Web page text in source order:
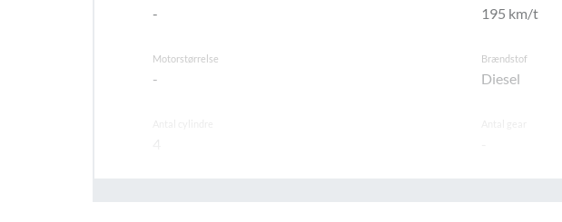
- 195 km/t
Motorstørrelse
-
Brændstof
Diesel